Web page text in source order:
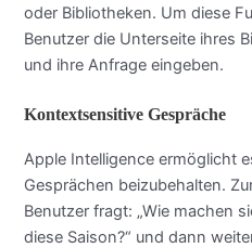
oder Bibliotheken. Um diese
Benutzer die Unterseite ihres
und ihre Anfrage eingeben.
Kontextsensitive Gespräche
Apple Intelligence ermöglicht
Gesprächen beizubehalten.
Benutzer fragt: „Wie machen
diese Saison?“ und dann